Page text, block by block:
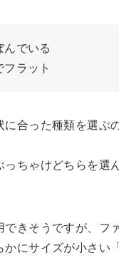
でいる
ラット
合った種類を選ぶ
ちゃけどちらを選
きそうですが、フ
かにサイズが小さい